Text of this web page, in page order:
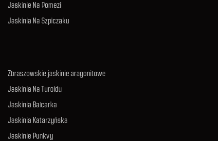
Jaskinie Na Pomezi
Jaskinia Na Szpiczaku
Zbraszowskie jaskinie aragonitowe
Jaskinia Na Turoldu
Jaskinia Balcarka
Jaskinia Katarzyńska
Jaskinie Punkvy